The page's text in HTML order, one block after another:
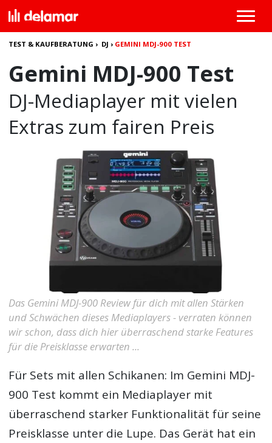
TEST & KAUFBERATUNG › DJ › GEMINI MDJ-900 TEST
Gemini MDJ-900 Test
DJ-Mediaplayer mit vielen
Extras zum fairen Preis
Das Gemini MDJ-900 Review für dich mit allen Stärken
und Schwächen dieses Mediaplayers - verraten können
wir schon, dass dich hier überraschend starke Features
für die Preisklasse erwarten ...
Für Sets mit allen Schikanen: Im Gemini MDJ-
900 Test kommt ein Mediaplayer mit
überraschend starker Funktionalität für seine
Preisklasse unter die Lupe. Das Gerät hat ein